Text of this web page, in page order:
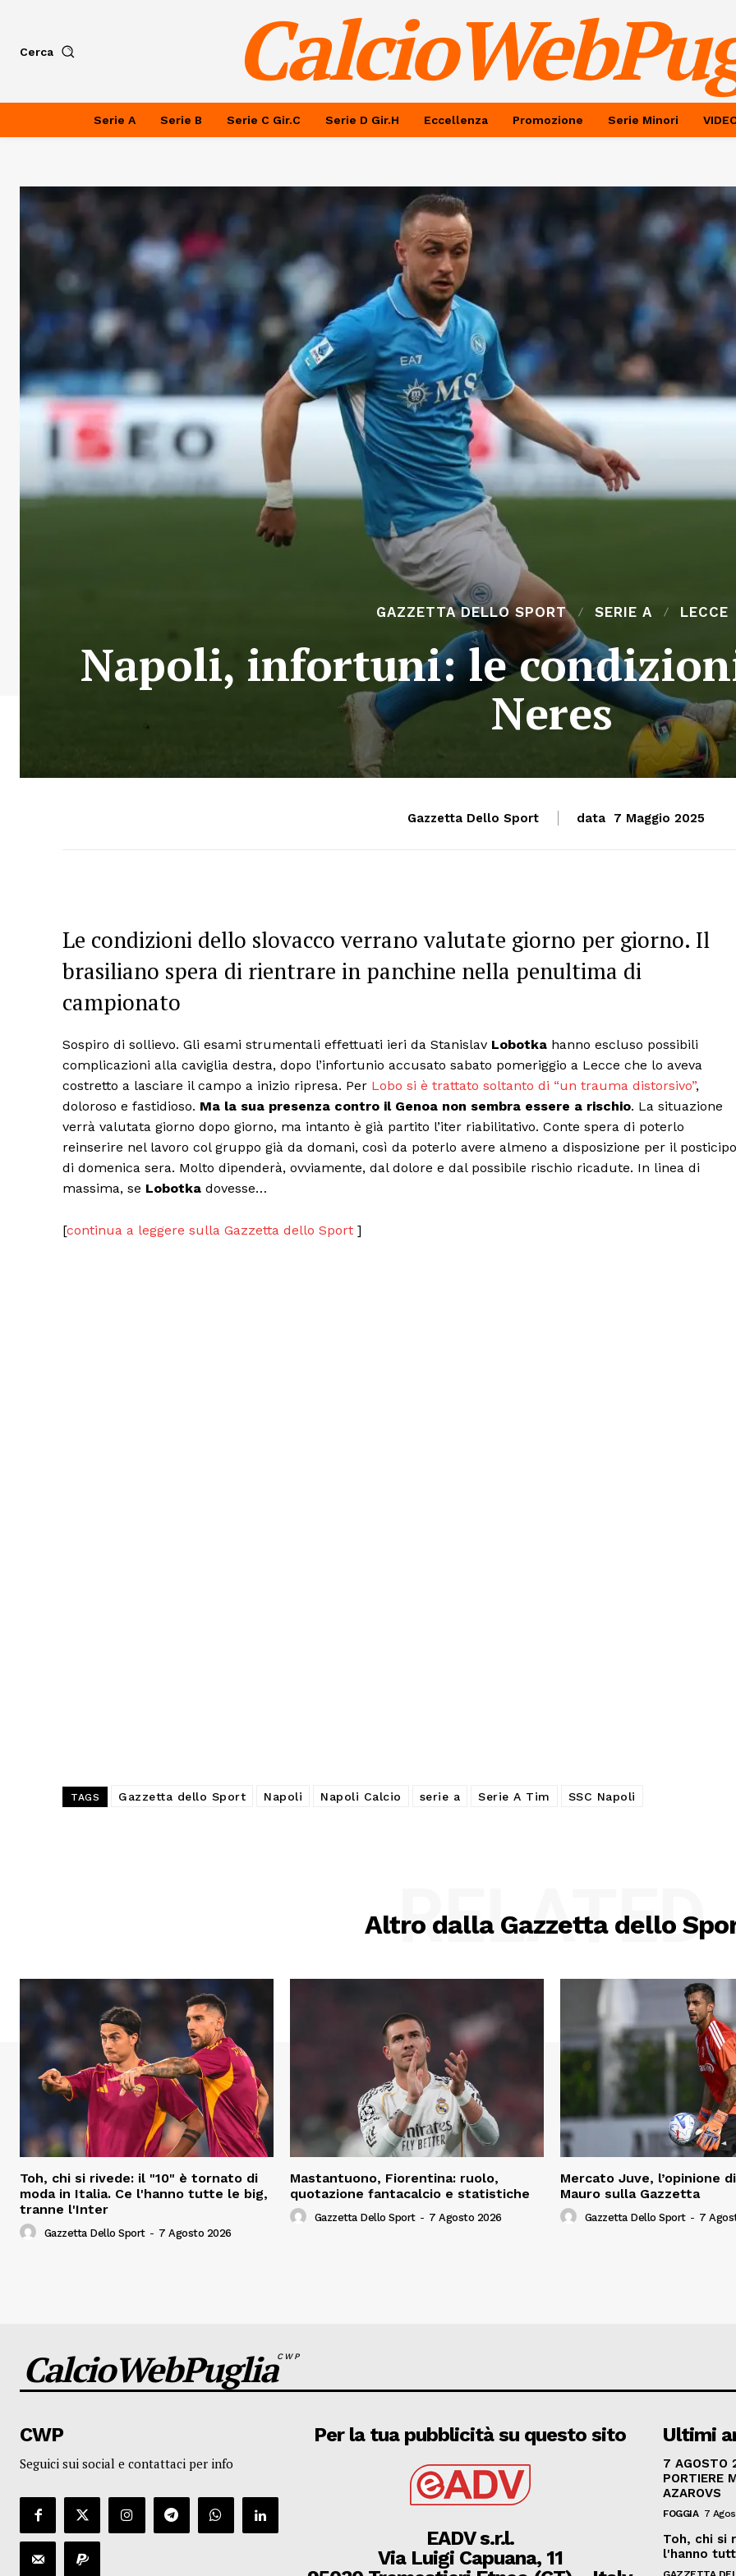
Cerca
Serie A Serie B Serie C Gir.C Serie D Gir.H Eccellenza Promozione Serie Minori
GAZZETTA DELLO SPORT SERIE A LECCE
Napoli, infortuni: le
Neres
Gazzetta Dello Sport data 7 Maggio 2025
Le condizioni dello slovacco verrano valutate giorno per giorno. Il
brasiliano spera di rientrare in panchine nella penultima di
campionato
Sospiro di sollievo. Gli esami strumentali effettuati ieri da Stanislav Lobotka hanno escluso possibili
complicazioni alla caviglia destra, dopo l’infortunio accusato sabato pomeriggio a Lecce che lo aveva
costretto a lasciare il campo a inizio ripresa. Per Lobo si è trattato soltanto di “un trauma distorsivo”,
doloroso e fastidioso. Ma la sua presenza contro il Genoa non sembra essere a rischio. La situazione
verrà valutata giorno dopo giorno, ma intanto è già partito l’iter riabilitativo. Conte spera di poterlo
reinserire nel lavoro col gruppo già da domani, così da poterlo avere almeno a disposizione per il posticipo
di domenica sera. Molto dipenderà, ovviamente, dal dolore e dal possibile rischio ricadute. In linea di
massima, se Lobotka dovesse…
[continua a leggere sulla Gazzetta dello Sport ]
TAGS Gazzetta dello Sport Napoli Napoli Calcio serie a Serie A Tim SSC Napoli
Altro dalla Gazzetta dello
RELATED
Toh, chi si rivede: il "10" è tornato di
moda in Italia. Ce l'hanno tutte le big,
tranne l'Inter
Gazzetta Dello Sport - 7 Agosto 2026
Mastantuono, Fiorentina: ruolo,
quotazione fantacalcio e statistiche
Gazzetta Dello Sport - 7 Agosto 2026
Mercato Juve, l’opinione
Mauro sulla Gazzetta
Gazzetta Dello Sport - 7
CalcioWebPugliaCWP
CWP
Seguici sui social e contattaci per info
Per la tua pubblicità su questo sito
EADV s.r.l.
Via Luigi Capuana, 11
Ultimi
7 AGOSTO
PORTIERE
AZAROVS
FOGGIA 7
Toh, chi si
l'hanno